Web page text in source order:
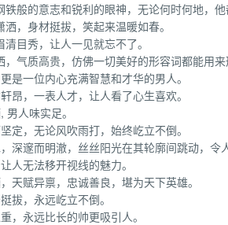
般的意志和锐利的眼神，无论何时何地，他
，身材挺拔，笑起来温暖如春。
目秀，让人一见就忘不了。
气质高贵，仿佛一切美好的形容词都能用来
是一位内心充满智慧和才华的男人。
昂，一表人才，让人看了心生喜欢。
人味实足。
定，无论风吹雨打，始终屹立不倒。
深邃而明澈，丝丝阳光在其轮廓间跳动，令
人无法移开视线的魅力。
天赋异禀，忠诚善良，堪为天下英雄。
拔，永远屹立不倒。
，永远比长的帅更吸引人。